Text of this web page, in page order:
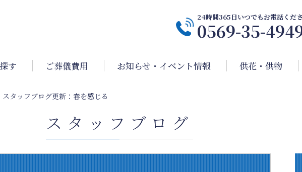
24時間365日いつでもお電話くだ
0569-35-
す ご葬儀費用 お知らせ・イベント情報 供花・供物
スタッフブログ更新：春を感じる
スタッフブログ